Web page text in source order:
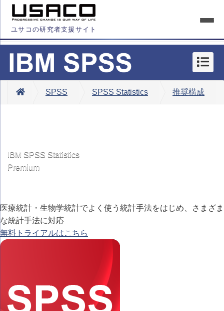
ユサコの研究者支援サイト
SPSS SPSS Statistics 推奨構成
IBM SPSS Statistics
Premium
医療統計・生物学統計でよく使う統計手法をはじめ、さまざま
な統計手法に対応
無料トライアルはこちら